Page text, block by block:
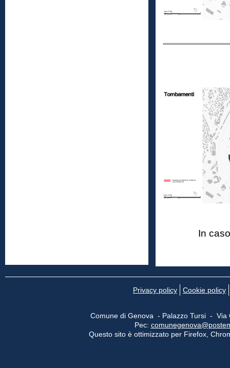
In
Privacy policy Cookie policy
Comune di Genova - Palazzo Tursi -
Pec:
Questo sito è ottimizzato per Firefox,